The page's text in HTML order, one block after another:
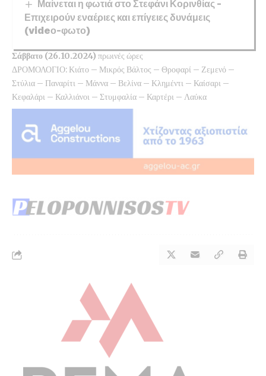
Μαίνεται η φωτιά στο Στεφάνι Κορινθίας –
Επιχειρούν εναέριες και επίγειες δυνάμεις
(videο-φωτο)
Σάββατο (26.10.2024) πρωινές ώρες
ΔΡΟΜΟΛΟΓΙΟ: Κιάτο – Μικρός Βάλτος – Θροφαρί – Ζεμενό –
Στύλια – Παναρίτι – Μάννα – Βελίνα – Κλημέντι – Καίσαρι –
Κεφαλάρι – Καλλιάνοι – Στυμφαλία – Καρτέρι – Λαύκα